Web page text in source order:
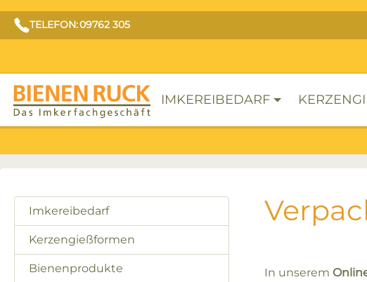
TELEFON: 09762 305
IMKEREIBEDARF
Imkereibedarf
Kerzengießformen
Bienenprodukte In unserem